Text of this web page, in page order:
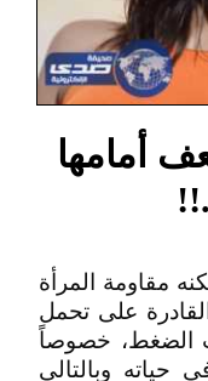
أمامها
مقاومة المرأة
على تحمل
الضغط، خصوصاً
حياته وبالتالي